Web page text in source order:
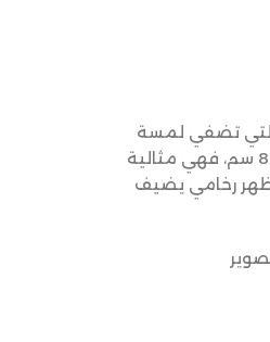
التي تضفي لمسة
فاخرة على ديكور منزلك مع تصميمها المربع الأنيق. بمقاس 80x80x45 سم، فهي مثالية
رخامي يضيف